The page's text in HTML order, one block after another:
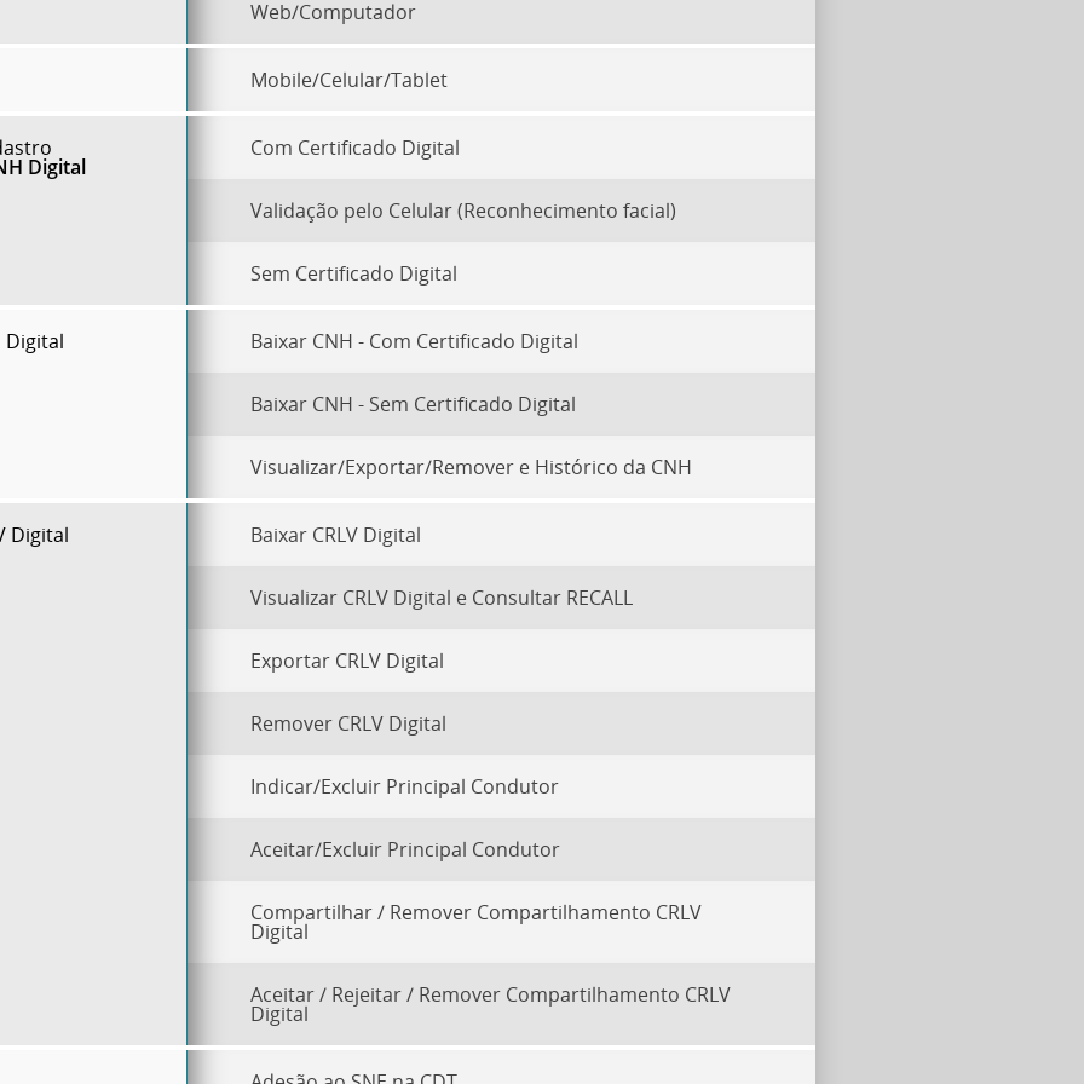
Web/Computador
Mobile/Celular/Tablet
Digital
Com Certificado Digital
Validação pelo Celular (Reconhecimento facial)
Sem Certificado Digital
Digital Baixar CNH - Com Certificado Digital
Baixar CNH - Sem Certificado Digital
Visualizar/Exportar/Remover e Histórico da CNH
Digital Baixar CRLV Digital
Visualizar CRLV Digital e Consultar RECALL
Exportar CRLV Digital
Remover CRLV Digital
Indicar/Excluir Principal Condutor
Aceitar/Excluir Principal Condutor
Compartilhar / Remover Compartilhamento CRLV
Digital
Aceitar / Rejeitar / Remover Compartilhamento CRLV
Digital